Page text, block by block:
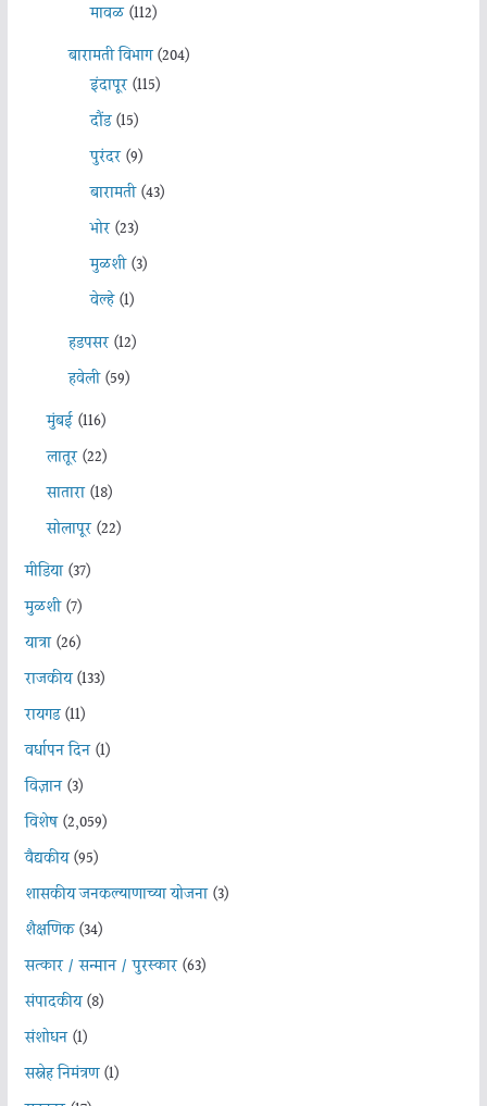
मावळ(112)
बारामती विभाग(204)
इंदापूर(115)
दौंड(15)
पुरंदर(9)
बारामती(43)
भोर(23)
मुळशी(3)
वेल्हे(1)
हडपसर(12)
हवेली(59)
मुंबई(116)
लातूर(22)
सातारा(18)
सोलापूर(22)
मीडिया(37)
मुळशी(7)
यात्रा(26)
राजकीय(133)
रायगड(11)
वर्धापन दिन(1)
विज्ञान(3)
विशेष(2,059)
वैद्यकीय(95)
शासकीय जनकल्याणाच्या योजना(3)
शैक्षणिक(34)
सत्कार / सन्मान / पुरस्कार(63)
संपादकीय(8)
संशोधन(1)
सस्नेह निमंत्रण(1)